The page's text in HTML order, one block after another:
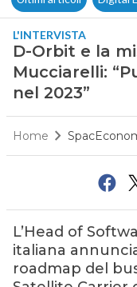
L'INTERVISTA
D-Orbit e la
Mucciarelli:
nel 2023”
Home
L’Head of
italiana
roadmap del